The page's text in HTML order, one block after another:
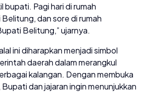
bupati. Pagi hari di rumah
dan sore di rumah
Belitung,” ujarnya.
ini diharapkan menjadi simbol
daerah dalam merangkul
kalangan. Dengan membuka
dan jajaran ingin menunjukkan